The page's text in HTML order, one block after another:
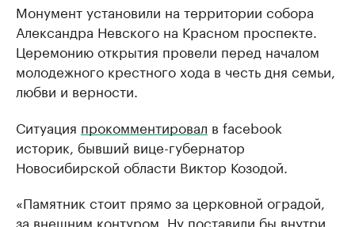
Монумент установили на территории собора
Александра Невского на Красном проспекте.
Церемонию открытия провели перед началом
молодежного крестного хода в честь дня семьи,
любви и верности.
Ситуация прокомментировал в facebook
историк, бывший вице-губернатор
Новосибирской области Виктор Козодой.
«Памятник стоит прямо за церковной оградой,
за внешним контуром. Ну поставили бы внутри